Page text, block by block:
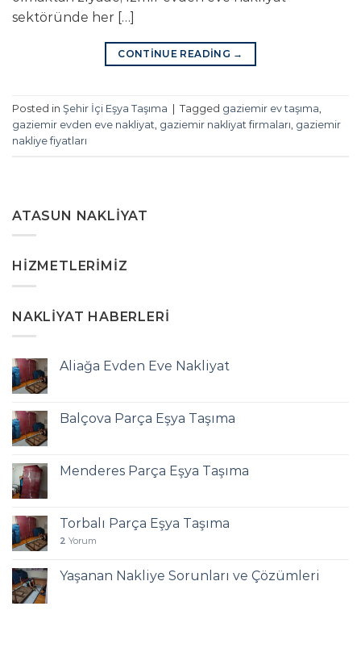
sektöründe her […]
CONTINUE READING →
Posted in Şehir İçi Eşya Taşıma Tagged gaziemir ev taşıma
gaziemir evden eve nakliyat gaziemir nakliyat firmaları gaziemir
nakliye fiyatları
ATASUN NAKLIYAT
HIZMETLERIMIZ
NAKLIYAT HABERLERI
Aliağa Evden Eve Nakliyat
Balçova Parça Eşya Taşıma
Menderes Parça Eşya Taşıma
Torbalı Parça Eşya Taşıma
2 Yorum
Yaşanan Nakliye Sorunları ve Çözümleri